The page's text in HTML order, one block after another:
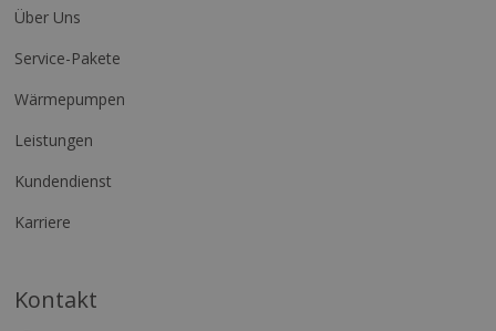
Über Uns
Service-Pakete
Wärmepumpen
Leistungen
Kundendienst
Karriere
Kontakt